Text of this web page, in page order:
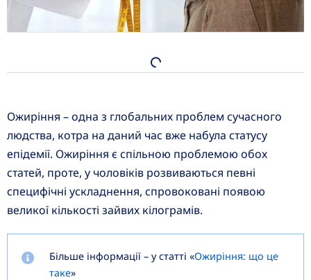
Ожиріння – одна з глобальних проблем сучасного
людства, котра на даний час вже набула статусу
епідемії. Ожиріння є спільною проблемою обох
статей, проте, у чоловіків розвиваються певні
специфічні ускладнення, спровоковані появою
великої кількості зайвих кілограмів.
Більше інформації – у статті «Ожиріння: що це
таке»